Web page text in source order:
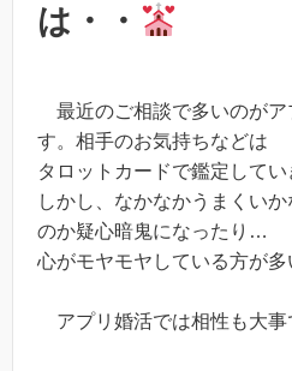
は・・
最近のご相談で多いのがア
す。相手のお気持ちなどは
タロットカードで鑑定して
しかし、なかなかうまくい
のか疑心暗鬼になったり…
心がモヤモヤしている方が多
アプリ婚活では相性も大事